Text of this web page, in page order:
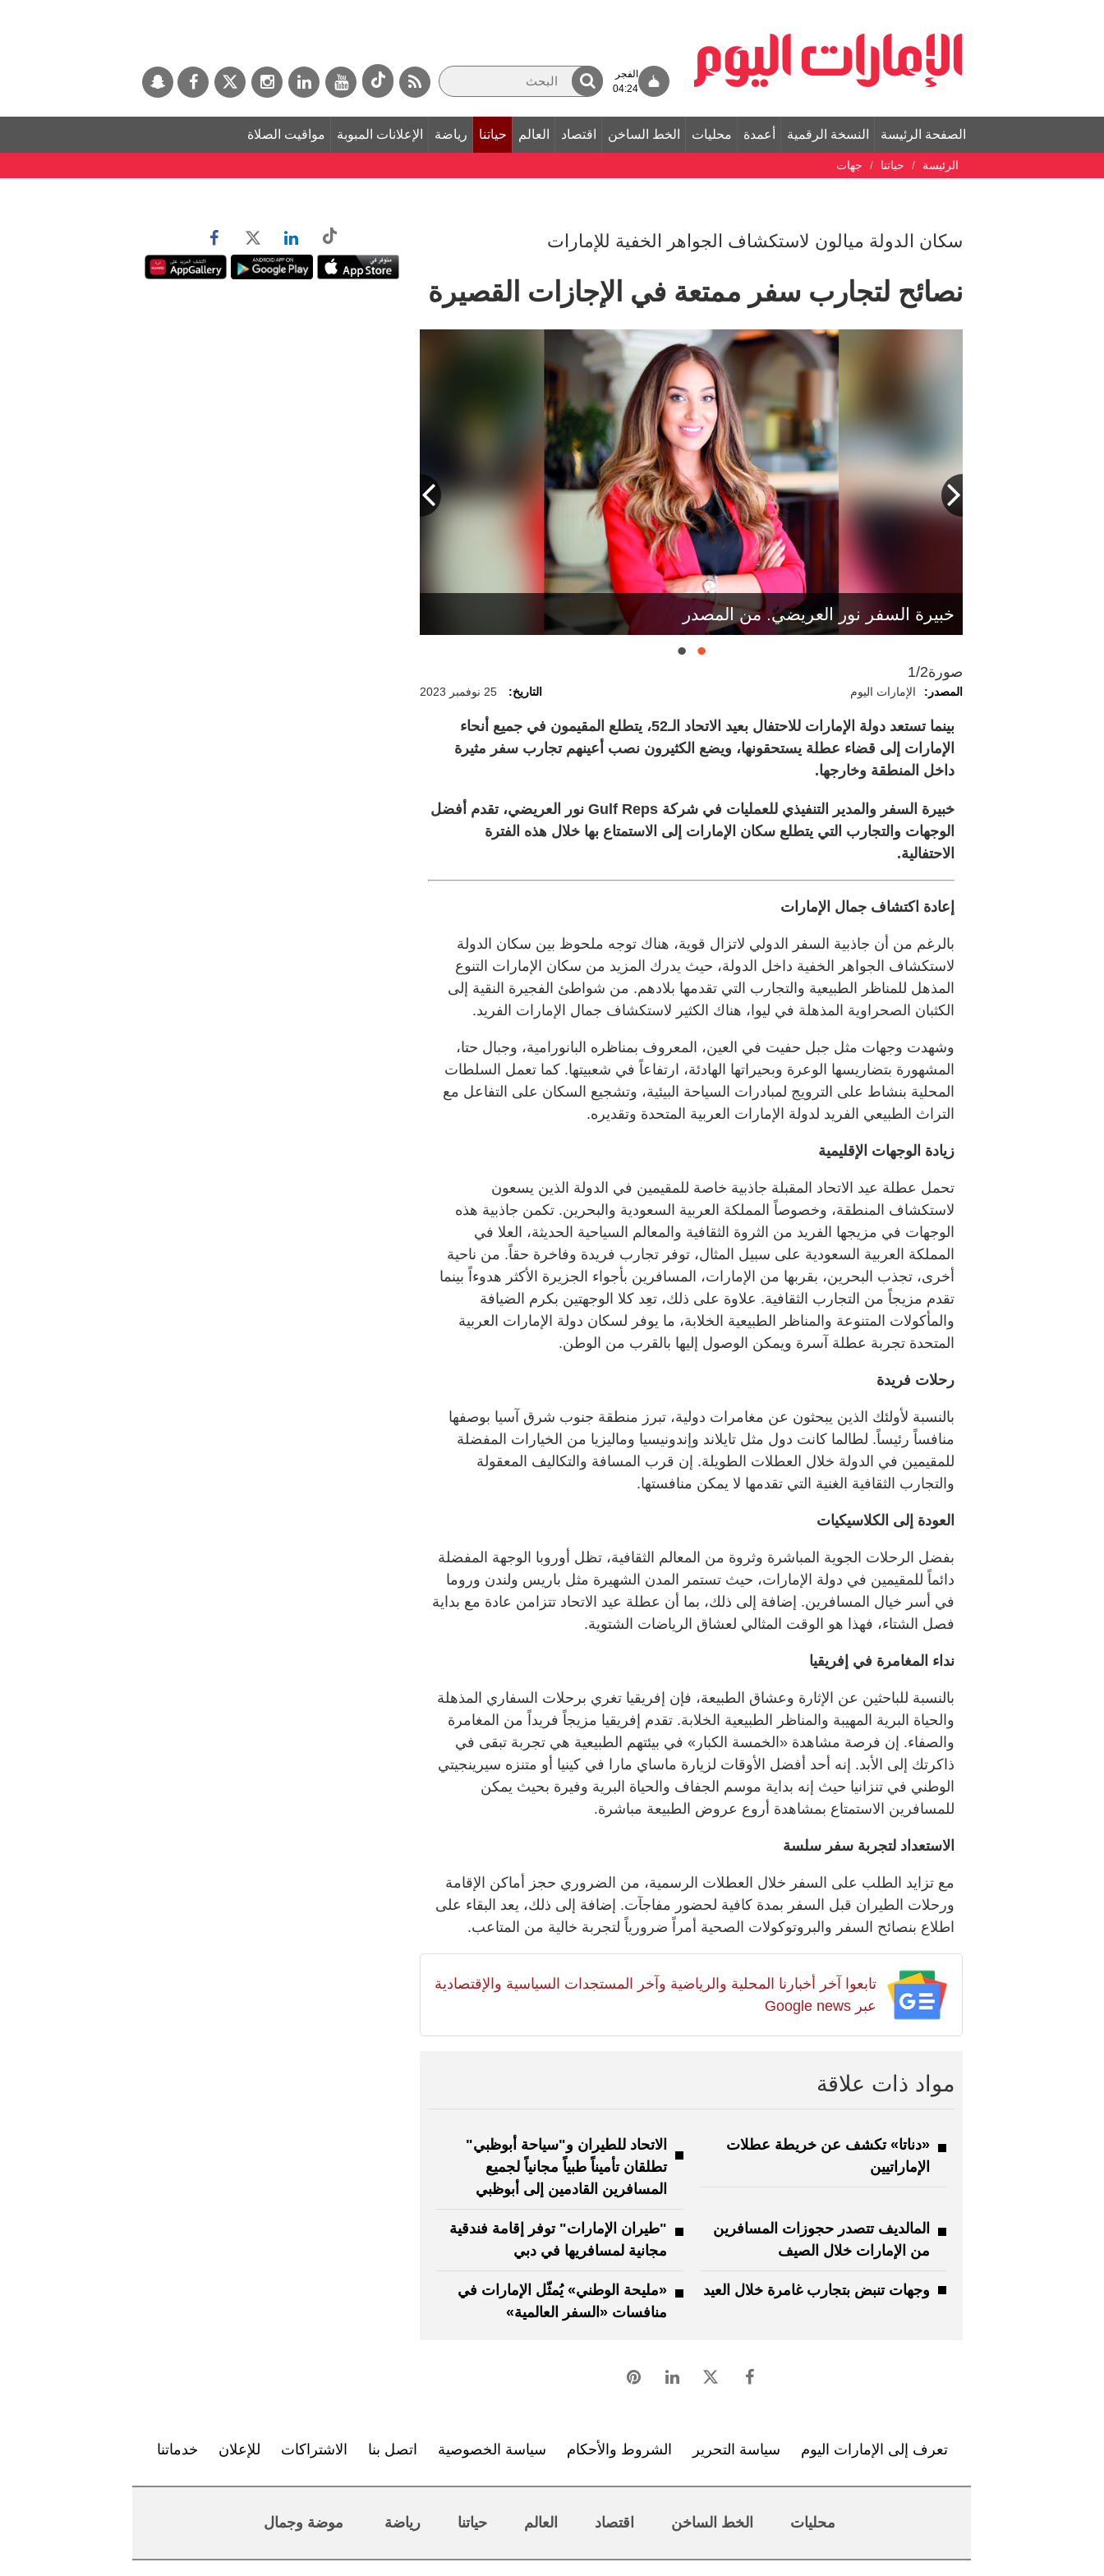
الفجر
04:24
الصفحة الرئيسة النسخة الرقمية أعمدة محليات الخط الساخن اقتصاد العالم حياتنا رياضة الإعلانات المبوبة مواقيت الصلاة
الرئيسة حياتنا جهات
سكان الدولة ميالون لاستكشاف الجواهر الخفية للإمارات
نصائح لتجارب سفر ممتعة في الإجازات القصيرة
خبيرة السفر نور العريضي. من المصدر
صورة1/2
المصدر: الإمارات اليوم التاريخ: 25 نوفمبر 2023
بينما تستعد دولة الإمارات للاحتفال بعيد الاتحاد الـ52، يتطلع المقيمون في جميع أنحاء
الإمارات إلى قضاء عطلة يستحقونها، ويضع الكثيرون نصب أعينهم تجارب سفر مثيرة
داخل المنطقة وخارجها.
خبيرة السفر والمدير التنفيذي للعمليات في شركة Gulf Reps نور العريضي، تقدم أفضل
الوجهات والتجارب التي يتطلع سكان الإمارات إلى الاستمتاع بها خلال هذه الفترة
الاحتفالية.
إعادة اكتشاف جمال الإمارات
بالرغم من أن جاذبية السفر الدولي لاتزال قوية، هناك توجه ملحوظ بين سكان الدولة
لاستكشاف الجواهر الخفية داخل الدولة، حيث يدرك المزيد من سكان الإمارات التنوع
المذهل للمناظر الطبيعية والتجارب التي تقدمها بلادهم. من شواطئ الفجيرة النقية إلى
الكثبان الصحراوية المذهلة في ليوا، هناك الكثير لاستكشاف جمال الإمارات الفريد.
وشهدت وجهات مثل جبل حفيت في العين، المعروف بمناظره البانورامية، وجبال حتا،
المشهورة بتضاريسها الوعرة وبحيراتها الهادئة، ارتفاعاً في شعبيتها. كما تعمل السلطات
المحلية بنشاط على الترويج لمبادرات السياحة البيئية، وتشجيع السكان على التفاعل مع
التراث الطبيعي الفريد لدولة الإمارات العربية المتحدة وتقديره.
زيادة الوجهات الإقليمية
تحمل عطلة عيد الاتحاد المقبلة جاذبية خاصة للمقيمين في الدولة الذين يسعون
لاستكشاف المنطقة، وخصوصاً المملكة العربية السعودية والبحرين. تكمن جاذبية هذه
الوجهات في مزيجها الفريد من الثروة الثقافية والمعالم السياحية الحديثة، العلا في
المملكة العربية السعودية على سبيل المثال، توفر تجارب فريدة وفاخرة حقاً. من ناحية
أخرى، تجذب البحرين، بقربها من الإمارات، المسافرين بأجواء الجزيرة الأكثر هدوءاً بينما
تقدم مزيجاً من التجارب الثقافية. علاوة على ذلك، تعِد كلا الوجهتين بكرم الضيافة
والمأكولات المتنوعة والمناظر الطبيعية الخلابة، ما يوفر لسكان دولة الإمارات العربية
المتحدة تجربة عطلة آسرة ويمكن الوصول إليها بالقرب من الوطن.
رحلات فريدة
بالنسبة لأولئك الذين يبحثون عن مغامرات دولية، تبرز منطقة جنوب شرق آسيا بوصفها
منافساً رئيساً. لطالما كانت دول مثل تايلاند وإندونيسيا وماليزيا من الخيارات المفضلة
للمقيمين في الدولة خلال العطلات الطويلة. إن قرب المسافة والتكاليف المعقولة
والتجارب الثقافية الغنية التي تقدمها لا يمكن منافستها.
العودة إلى الكلاسيكيات
بفضل الرحلات الجوية المباشرة وثروة من المعالم الثقافية، تظل أوروبا الوجهة المفضلة
دائماً للمقيمين في دولة الإمارات، حيث تستمر المدن الشهيرة مثل باريس ولندن وروما
في أسر خيال المسافرين. إضافة إلى ذلك، بما أن عطلة عيد الاتحاد تتزامن عادة مع بداية
فصل الشتاء، فهذا هو الوقت المثالي لعشاق الرياضات الشتوية.
نداء المغامرة في إفريقيا
بالنسبة للباحثين عن الإثارة وعشاق الطبيعة، فإن إفريقيا تغري برحلات السفاري المذهلة
والحياة البرية المهيبة والمناظر الطبيعية الخلابة. تقدم إفريقيا مزيجاً فريداً من المغامرة
والصفاء. إن فرصة مشاهدة «الخمسة الكبار» في بيئتهم الطبيعية هي تجربة تبقى في
ذاكرتك إلى الأبد. إنه أحد أفضل الأوقات لزيارة ماساي مارا في كينيا أو متنزه سيرينجيتي
الوطني في تنزانيا حيث إنه بداية موسم الجفاف والحياة البرية وفيرة بحيث يمكن
للمسافرين الاستمتاع بمشاهدة أروع عروض الطبيعة مباشرة.
الاستعداد لتجربة سفر سلسة
مع تزايد الطلب على السفر خلال العطلات الرسمية، من الضروري حجز أماكن الإقامة
ورحلات الطيران قبل السفر بمدة كافية لحضور مفاجآت. إضافة إلى ذلك، يعد البقاء على
اطلاع بنصائح السفر والبروتوكولات الصحية أمراً ضرورياً لتجربة خالية من المتاعب.
تابعوا آخر أخبارنا المحلية والرياضية وآخر المستجدات السياسية والإقتصادية
عبر Google news
مواد ذات علاقة
«دناتا» تكشف عن خريطة عطلات
الإماراتيين
الاتحاد للطيران و"سياحة أبوظبي"
تطلقان تأميناً طبياً مجانياً لجميع
المسافرين القادمين إلى أبوظبي
المالديف تتصدر حجوزات المسافرين
من الإمارات خلال الصيف
"طيران الإمارات" توفر إقامة فندقية
مجانية لمسافريها في دبي
وجهات تنبض بتجارب غامرة خلال العيد
«مليحة الوطني» يُمثّل الإمارات في
منافسات «السفر العالمية»
تعرف إلى الإمارات اليوم سياسة التحرير الشروط والأحكام سياسة الخصوصية اتصل بنا الاشتراكات للإعلان خدماتنا
محليات الخط الساخن اقتصاد العالم حياتنا رياضة موضة وجمال